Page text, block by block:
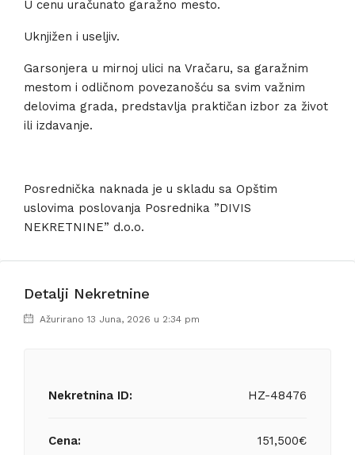
U cenu uračunato garažno mesto.
Uknjižen i useljiv.
Garsonjera u mirnoj ulici na Vračaru, sa garažnim
mestom i odličnom povezanošću sa svim važnim
delovima grada, predstavlja praktičan izbor za život
ili izdavanje.
Posrednička naknada je u skladu sa Opštim
uslovima poslovanja Posrednika ”DIVIS
NEKRETNINE” d.o.o.
Detalji Nekretnine
Ažurirano 13 Juna, 2026 u 2:34 pm
Nekretnina ID: HZ-48476
Cena: 151,500€